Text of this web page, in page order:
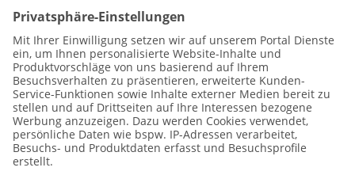
Datenschutz Impressum
Vertragsbedingungen